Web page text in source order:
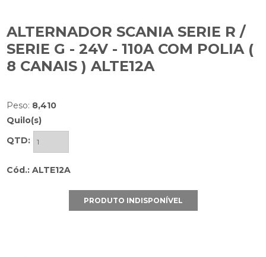
ALTERNADOR SCANIA SERIE R /
SERIE G - 24V - 110A COM POLIA (
8 CANAIS ) ALTE12A
Peso: 8,410
Quilo(s)
QTD:
Cód.: ALTE12A
PRODUTO INDISPONÍVEL